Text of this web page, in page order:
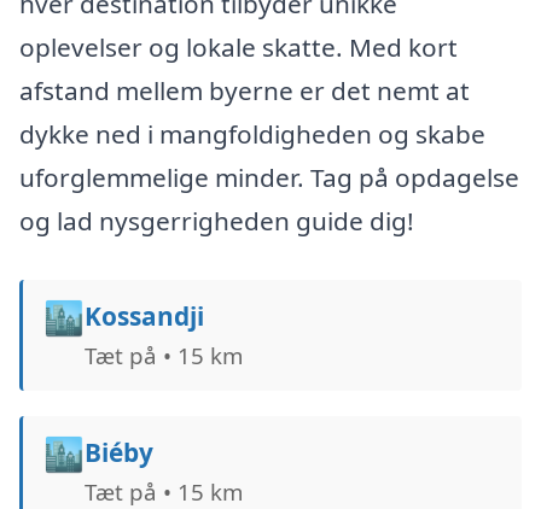
oplevelser og lokale skatte. Med kort
afstand mellem byerne er det nemt at
dykke ned i mangfoldigheden og skabe
uforglemmelige minder. Tag på opdagelse
og lad nysgerrigheden guide dig!
🏙️Kossandji
Tæt på • 15 km
🏙️Biéby
Tæt på • 15 km